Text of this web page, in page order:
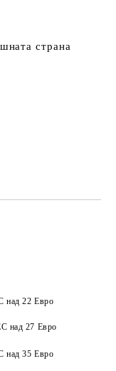
страна
над 22 Евро
над 27 Евро
над 35 Евро